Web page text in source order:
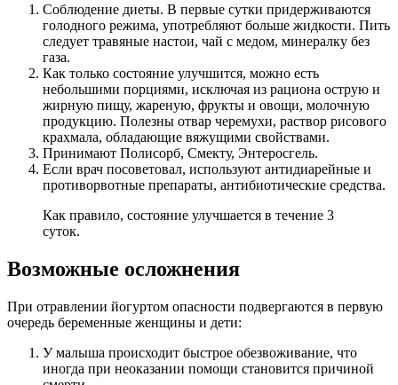
Соблюдение диеты. В первые сутки придерживаются
голодного режима, употребляют больше жидкости. Пить
следует травяные настои, чай с медом, минералку без
газа.
Как только состояние улучшится, можно есть
небольшими порциями, исключая из рациона острую и
жирную пищу, жареную, фрукты и овощи, молочную
продукцию. Полезны отвар черемухи, раствор рисового
крахмала, обладающие вяжущими свойствами.
Принимают Полисорб, Смекту, Энтеросгель.
Если врач посоветовал, используют антидиарейные и
противорвотные препараты, антибиотические средства.
Как правило, состояние улучшается в течение 3
суток.
Возможные осложнения
При отравлении йогуртом опасности подвергаются в первую
очередь беременные женщины и дети:
У малыша происходит быстрое обезвоживание, что
иногда при неоказании помощи становится причиной